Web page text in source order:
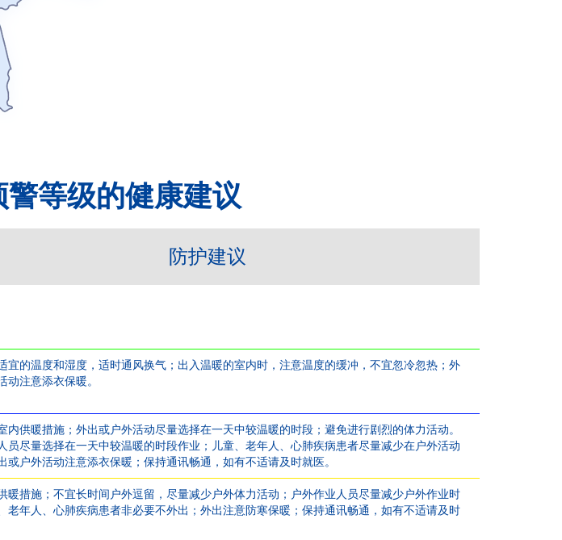
等级的健康建议
防护建议
宜的温度和湿度，适时通风换气；出入温暖的室内时，注意温度的缓冲，不宜忽冷忽热；外
动注意添衣保暖。
内供暖措施；外出或户外活动尽量选择在一天中较温暖的时段；避免进行剧烈的体力活动。
员尽量选择在一天中较温暖的时段作业；儿童、老年人、心肺疾病患者尽量减少在户外活动
或户外活动注意添衣保暖；保持通讯畅通，如有不适请及时就医。
暖措施；不宜长时间户外逗留，尽量减少户外体力活动；户外作业人员尽量减少户外作业时
老年人、心肺疾病患者非必要不外出；外出注意防寒保暖；保持通讯畅通，如有不适请及时